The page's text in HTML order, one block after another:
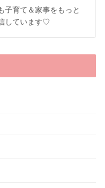
子育て＆家事をもっと
しています♡